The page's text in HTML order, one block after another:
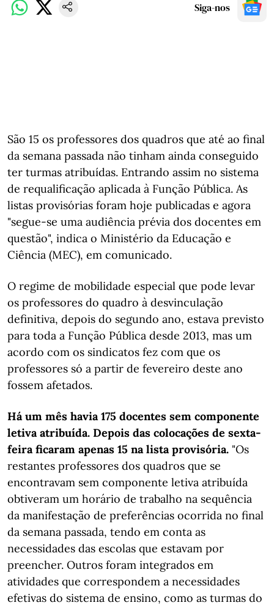
Siga-nos
São 15 os professores dos quadros que até ao final
da semana passada não tinham ainda conseguido
ter turmas atribuídas. Entrando assim no sistema
de requalificação aplicada à Função Pública. As
listas provisórias foram hoje publicadas e agora
"segue-se uma audiência prévia dos docentes em
questão", indica o Ministério da Educação e
Ciência (MEC), em comunicado.
O regime de mobilidade especial que pode levar
os professores do quadro à desvinculação
definitiva, depois do segundo ano, estava previsto
para toda a Função Pública desde 2013, mas um
acordo com os sindicatos fez com que os
professores só a partir de fevereiro deste ano
fossem afetados.
Há um mês havia 175 docentes sem componente
letiva atribuída. Depois das colocações de sexta-
feira ficaram apenas 15 na lista provisória. "Os
restantes professores dos quadros que se
encontravam sem componente letiva atribuída
obtiveram um horário de trabalho na sequência
da manifestação de preferências ocorrida no final
da semana passada, tendo em conta as
necessidades das escolas que estavam por
preencher. Outros foram integrados em
atividades que correspondem a necessidades
efetivas do sistema de ensino, como as turmas do